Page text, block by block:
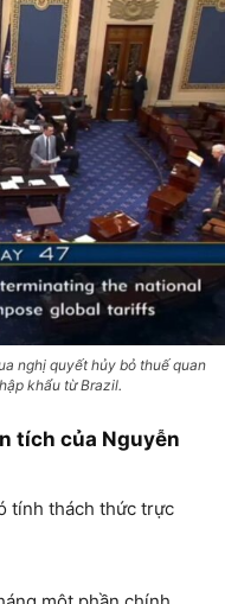
nghị quyết hủy bỏ thuế quan
khẩu từ Brazil.
tích của Nguyễn
tính thách thức trực